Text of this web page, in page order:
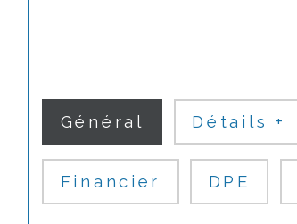
Général Détails +
Financier DPE